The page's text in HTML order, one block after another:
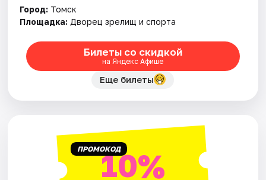
Город: Томск
Площадка: Дворец зрелищ и спорта
Билеты со скидкой
на Яндекс Афише
Еще билеты
ПРОМОКОД10%